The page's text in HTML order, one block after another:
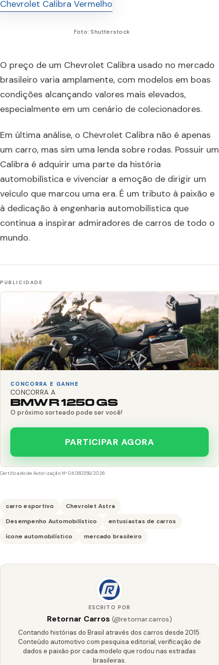
Foto: Shutterstock
O preço de um Chevrolet Calibra usado no mercado
brasileiro varia amplamente, com modelos em boas
condições alcançando valores mais elevados,
especialmente em um cenário de colecionadores.
Em última análise, o Chevrolet Calibra não é apenas
um carro, mas sim uma lenda sobre rodas. Possuir um
Calibra é adquirir uma parte da história
automobilística e vivenciar a emoção de dirigir um
veículo que marcou uma era. É um tributo à paixão e
à dedicação à engenharia automobilística que
continua a inspirar admiradores de carros de todo o
mundo.
CONCORRA E GANHE
CONCORRA A
BMW R 1250 GS
O próximo sorteado pode ser você!
PARTICIPAR AGORA
Certificado de Autorização Nº 04.050358/2026
carro esportivo
Chevrolet Astra
Desempenho Automobilístico
entusiastas de carros
ícone automobilístico
mercado brasileiro
ESCRITO POR
Retornar Carros (@retornar.carros)
Contando histórias do Brasil através dos carros desde 2015.
Conteúdo automotivo com pesquisa editorial, verificação de
dados e paixão por cada modelo que rodou nas estradas
brasileiras.